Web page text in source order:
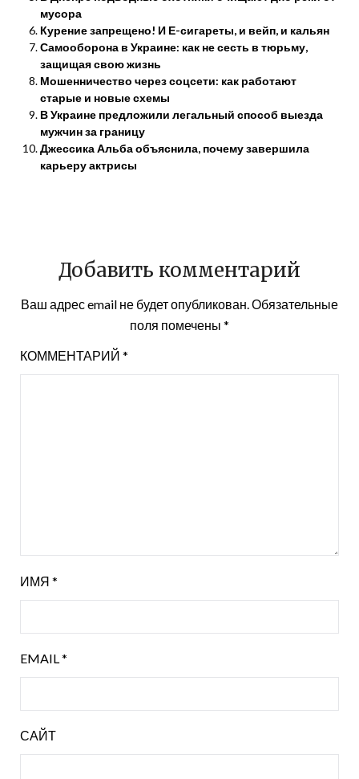
мусора
Курение запрещено! И Е-сигареты, и вейп, и кальян
Самооборона в Украине: как не сесть в тюрьму,
защищая свою жизнь
Мошенничество через соцсети: как работают
старые и новые схемы
В Украине предложили легальный способ выезда
мужчин за границу
Джессика Альба объяснила, почему завершила
карьеру актрисы
Добавить комментарий
Ваш адрес email не будет опубликован. Обязательные
поля помечены *
КОММЕНТАРИЙ *
ИМЯ *
EMAIL *
САЙТ